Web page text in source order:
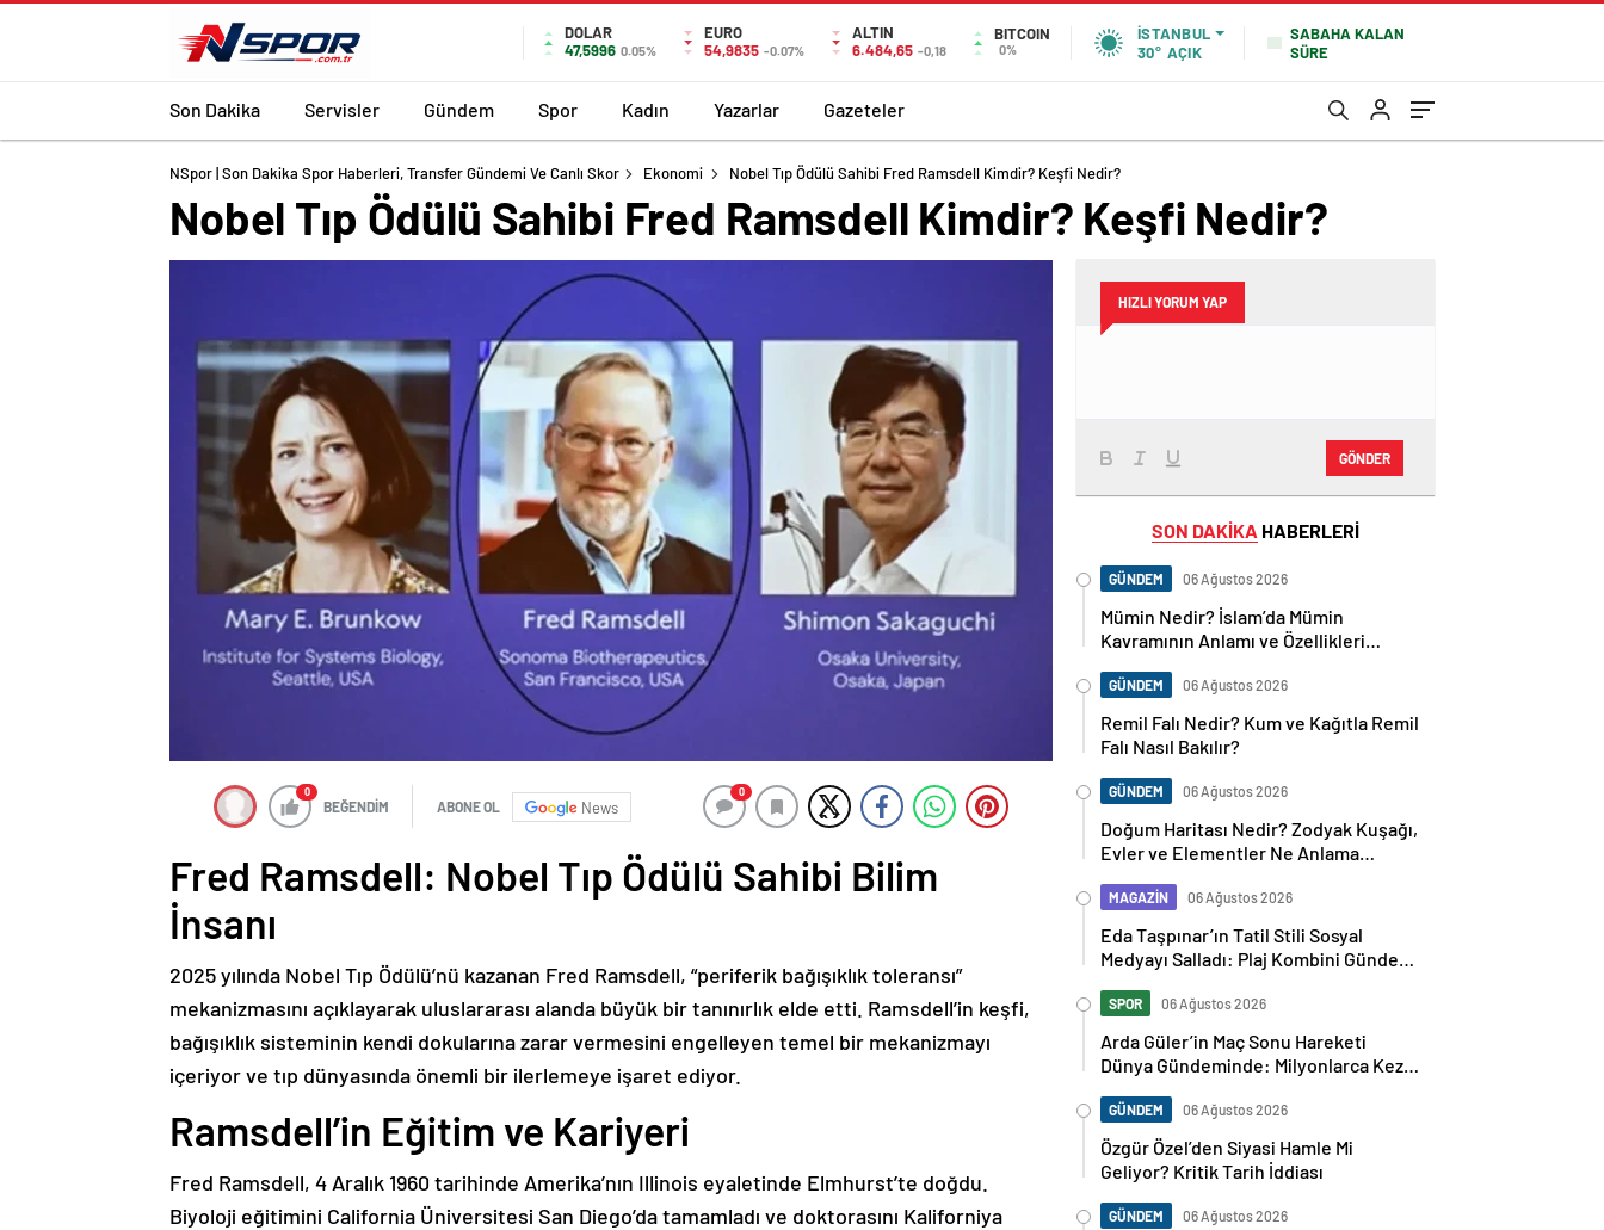
DOLAR
47,5996 0.05%
EURO
54,9835 -0.07%
ALTIN
6.484,65 -0,18
BITCOIN
0%
İSTANBUL
30° AÇIK
SABAHA KALAN
SÜRE
Son Dakika Servisler Gündem Spor Kadın Yazarlar Gazeteler
NSpor | Son Dakika Spor Haberleri, Transfer Gündemi Ve Canlı Skor Ekonomi Nobel Tıp Ödülü Sahibi Fred Ramsdell Kimdir? Keşfi Nedir?
Nobel Tıp Ödülü Sahibi Fred Ramsdell Kimdir? Keşfi Nedir?
0
BEĞENDİM ABONE OL News
0
Fred Ramsdell: Nobel Tıp Ödülü Sahibi Bilim
İnsanı
2025 yılında Nobel Tıp Ödülü’nü kazanan Fred Ramsdell, “periferik bağışıklık toleransı”
mekanizmasını açıklayarak uluslararası alanda büyük bir tanınırlık elde etti. Ramsdell’in keşfi,
bağışıklık sisteminin kendi dokularına zarar vermesini engelleyen temel bir mekanizmayı
içeriyor ve tıp dünyasında önemli bir ilerlemeye işaret ediyor.
Ramsdell’in Eğitim ve Kariyeri
Fred Ramsdell, 4 Aralık 1960 tarihinde Amerika’nın Illinois eyaletinde Elmhurst’te doğdu.
Biyoloji eğitimini California Üniversitesi San Diego’da tamamladı ve doktorasını Kaliforniya
HIZLI YORUM YAP
GÖNDER
SON DAKİKA HABERLERİ
GÜNDEM 06 Ağustos 2026
Mümin Nedir? İslam’da Mümin
Kavramının Anlamı ve Özellikleri
GÜNDEM 06 Ağustos 2026
Remil Falı Nedir? Kum ve Kağıtla Remil
Falı Nasıl Bakılır?
GÜNDEM 06 Ağustos 2026
Doğum Haritası Nedir? Zodyak Kuşağı,
Evler ve Elementler Ne Anlama
MAGAZİN 06 Ağustos 2026
Eda Taşpınar’ın Tatil Stili Sosyal
Medyayı Salladı: Plaj Kombini Gündem
SPOR 06 Ağustos 2026
Arda Güler’in Maç Sonu Hareketi
Dünya Gündeminde: Milyonlarca Kez
GÜNDEM 06 Ağustos 2026
Özgür Özel’den Siyasi Hamle Mi
Geliyor? Kritik Tarih İddiası
GÜNDEM 06 Ağustos 2026